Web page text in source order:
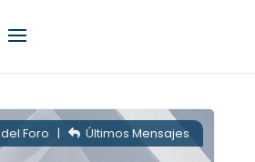
Foro | Últimos Mensajes